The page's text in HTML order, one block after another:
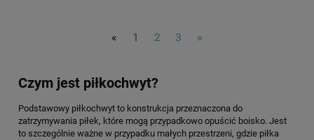
« 1 2 3 »
Czym jest piłkochwyt?
Podstawowy piłkochwyt to konstrukcja przeznaczona do
zatrzymywania piłek, które mogą przypadkowo opuścić boisko. Jest
to szczególnie ważne w przypadku małych przestrzeni, gdzie piłka